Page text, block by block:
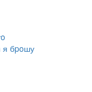
я бpoшу